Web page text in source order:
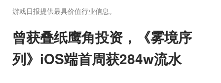
游戏日报提供最具价值行业信息。
曾获叠纸鹰角投资，《雾境序
列》iOS端首周获284w流水